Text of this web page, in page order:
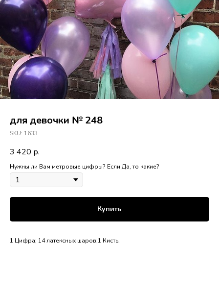
для девочки № 248
SKU: 1633
3 420 р.
Нужны ли Вам метровые цифры? Если Да, то какие?
Купить
1 Цифра; 14 латексных шаров;1 Кисть.